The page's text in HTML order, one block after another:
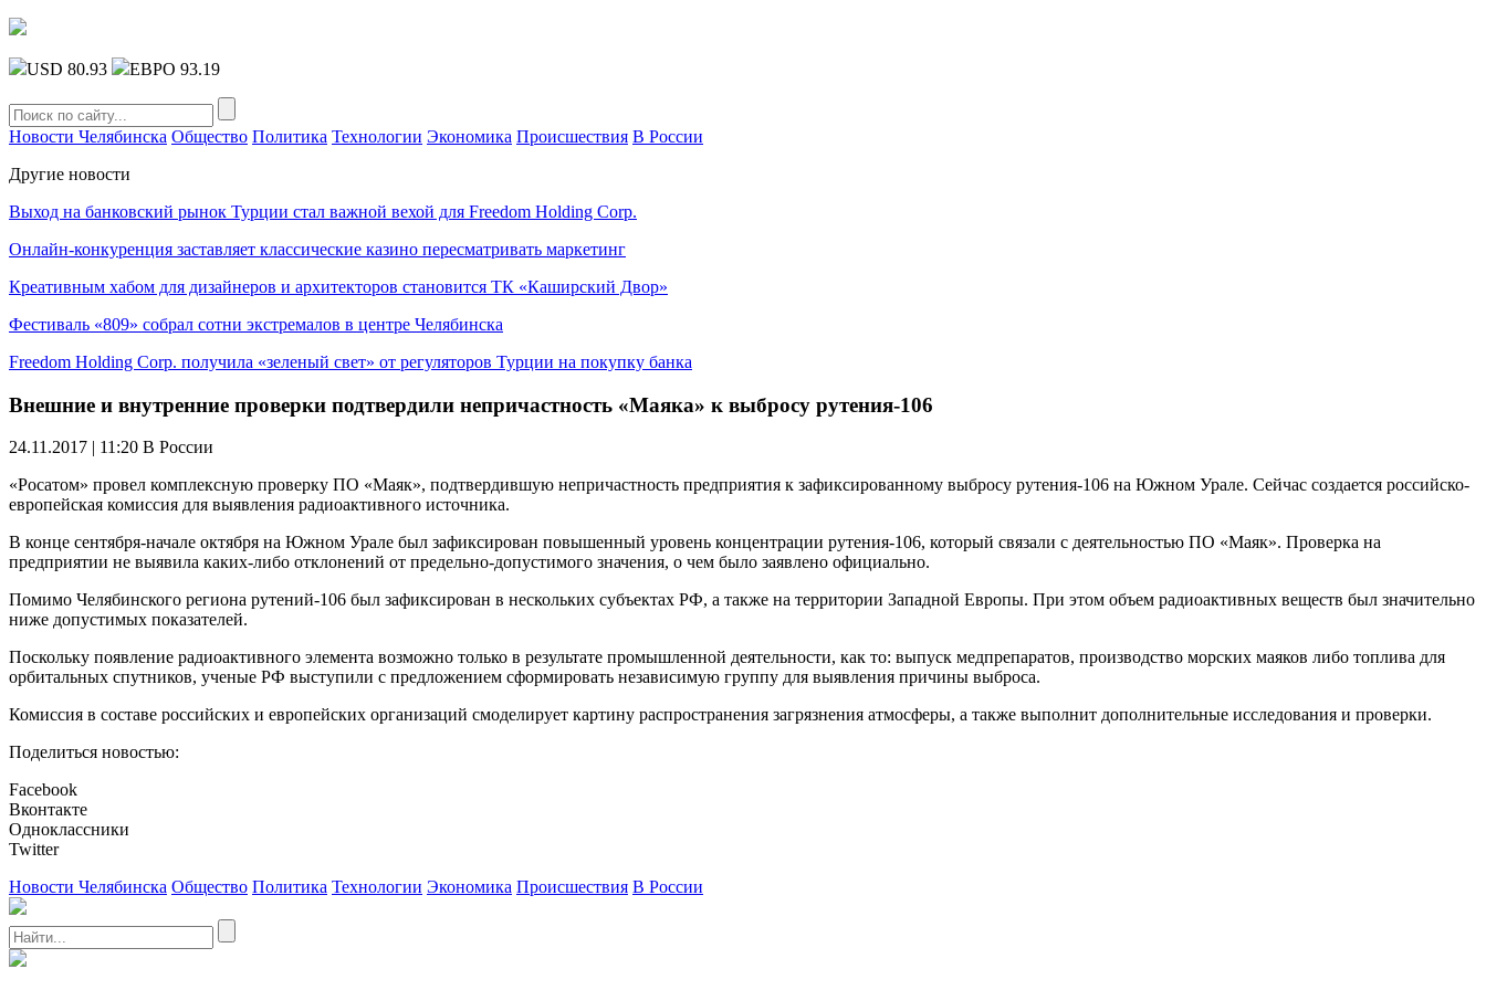
USD 80.93 ЕВРО 93.19
Новости Челябинска Общество Политика Технологии Экономика Происшествия В России
Другие новости
Выход на банковский рынок Турции стал важной вехой для Freedom Holding Corp.
Онлайн-конкуренция заставляет классические казино пересматривать маркетинг
Креативным хабом для дизайнеров и архитекторов становится ТК «Каширский Двор»
Фестиваль «809» собрал сотни экстремалов в центре Челябинска
Freedom Holding Corp. получила «зеленый свет» от регуляторов Турции на покупку банка
Внешние и внутренние проверки подтвердили непричастность «Маяка» к выбросу рутения-106
24.11.2017 | 11:20 В России
«Росатом» провел комплексную проверку ПО «Маяк», подтвердившую непричастность предприятия к зафиксированному выбросу рутения-106 на Южном Урале. Сейчас создается российско-
европейская комиссия для выявления радиоактивного источника.
В конце сентября-начале октября на Южном Урале был зафиксирован повышенный уровень концентрации рутения-106, который связали с деятельностью ПО «Маяк». Проверка на
предприятии не выявила каких-либо отклонений от предельно-допустимого значения, о чем было заявлено официально.
Помимо Челябинского региона рутений-106 был зафиксирован в нескольких субъектах РФ, а также на территории Западной Европы. При этом объем радиоактивных веществ был значительно
ниже допустимых показателей.
Поскольку появление радиоактивного элемента возможно только в результате промышленной деятельности, как то: выпуск медпрепаратов, производство морских маяков либо топлива для
орбитальных спутников, ученые РФ выступили с предложением сформировать независимую группу для выявления причины выброса.
Комиссия в составе российских и европейских организаций смоделирует картину распространения загрязнения атмосферы, а также выполнит дополнительные исследования и проверки.
Поделиться новостью:
Facebook
Вконтакте
Одноклассники
Twitter
Новости Челябинска Общество Политика Технологии Экономика Происшествия В России